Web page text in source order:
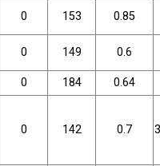
0 153 0.85
0 149 0.6
0 184
0.64
0 142 0.7